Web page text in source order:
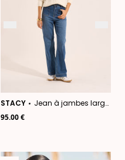
STACY
Jean à jambes larges avec revers et taille haute
95.00 €